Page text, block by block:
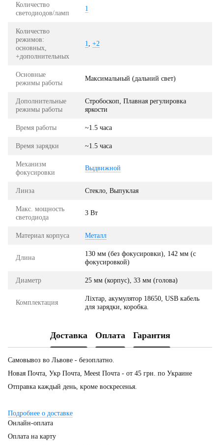
Количество
светодиодов/ламп
1
Количество
режимов:
основных,
+дополнительных
1 +2
Основные
режимы работы
Максимальный (дальний свет)
Дополнительные
режимы работы
Стробоскоп, Плавная регулировка
яркости
Время работы ~1.5 часа
Время зарядки ~1.5 часа
Механизм
фокусировки
Выдвижной
Линза Стекло, Выпуклая
Макс. мощность
светодиода
3 Вт
Материал корпуса Металл
Длина
130 мм (без фокусировки), 142 мм (с
фокусировкой)
Диаметр 25 мм (корпус), 33 мм (голова)
Комплектация
Ліхтар, акумулятор 18650, USB кабель
для зарядки, коробка.
Доставка Оплата Гарантия
Самовывоз во Львове - безоплатно.
Новая Почта, Укр Почта, Meest Почта - от 45 грн. по Украине
Отправка каждый день, кроме воскресенья.
Подробнее о доставке
Онлайн-оплата
Оплата на карту